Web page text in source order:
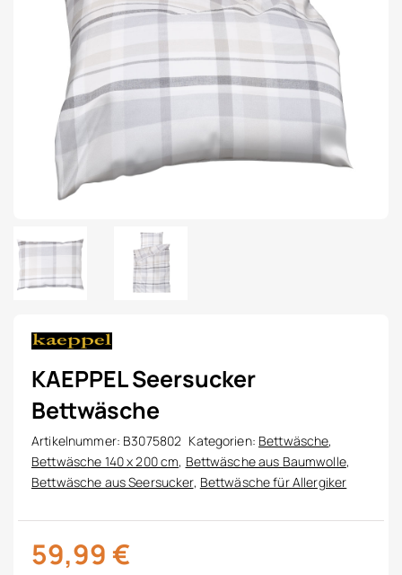
KAEPPEL Seersucker
Bettwäsche
Artikelnummer: B3075802 Kategorien: Bettwäsche,
Bettwäsche 140 x 200 cm, Bettwäsche aus Baumwolle,
Bettwäsche aus Seersucker, Bettwäsche für Allergiker
59,99 €